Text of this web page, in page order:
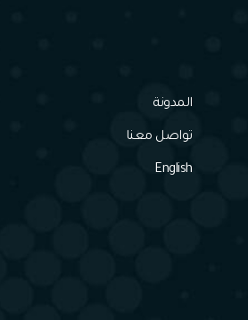
المدونة
تواصل معنا
English